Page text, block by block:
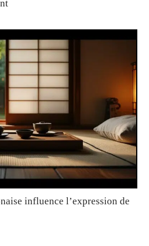
influence l’expression de